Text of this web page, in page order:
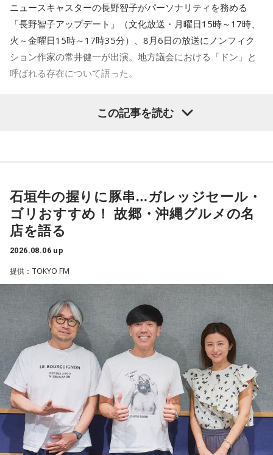
大阪公演の前の日もお仕事だったんですけど、そのお仕事が
終わったらすぐ大阪に帰って、ちょっとだけ（愛猫の）まろ
んにも会えたんですよ。それで、その次の日にライブをし
て、家族が観に来てくれて、帰ったという大阪ライフでした
ね。
「551の豚まんがあるとき？ ないとき？」っていうCMがある
リスナーちゃんはそのことを言ってくれていて、それも楽し
かった！ 私も大阪に行く前から「みんなでやれたら楽しいだ
ろうな」と思っていたから、そういうこともできて楽しかっ
たですね！ 来てくれてありがとう！
この日の放送をradikoタイムフリーで聴く
※放送エリア外の方は、プレミアム会員の登録でご利用いた
だけます。
----------------------------------------------------
＜番組概要＞
番組名：SCHOOL OF LOCK!
パーソナリティ：アンジー校長（アンジェリーナ1/3・
Gacharic Spin）、たんぼ教頭（溝上たんぼ）
放送日時：月曜～木曜 22:00～23:55／金曜 22:00～22:55
番組Webサイト：https://www.tfm.co.jp/lock/
番組公式X：@sol_info
ニュースキャスターの長野智子がパーソナリティを務める
「長野智子アップデート」（文化放送・月曜日15時～17時、
火～金曜日15時～17時35分）、8月6日の放送にノンフィク
ション作家の常井健一が出演。地方議会における「ドン」と
呼ばれる存在について語った。
鈴木敏夫（文化放送解説委員）
「福岡県議会で浮上した、議
長ポストをめぐる現金授受疑惑です。その渦中にいる藏内勇
常井健一「『ドン』はスペイン語に由来する外来語です。ボ
スよりもさらにスケールの大きな権力者を示す言葉として定
着しました。いま、ドンとして注目されるのが福岡県議会の
藏内議長。福岡県内には一昔前から『福岡三国志』という言
葉がありまして。現在は麻生太郎さん、武田良太さん、そし
て藏内さんが熾烈な権力闘争を繰り広げています」
「藏内さんだけ県議、ということですね」
常井「なぜ1人の地方議員が永田町の大物にも匹敵する大きな
力を持ったのか。きょうは福岡を入口に、全国に共通するド
ンの条件を探ります。私、10年ほど前に全国各地の地方選挙
を取材していたとき、どこへ行ってもドンと呼ばれる地元の
権力者がいたんですね。どういう人かというと、だいたい経
済力があって抜群に選挙が強くて。地元の首長や国会議員よ
りも発言力がある人です」
この記事を読む
石垣牛の握りに豚串…ガレッジセール・
ゴリおすすめ！ 故郷・沖縄グルメの名
店を語る
2026.08.06 up
提供：TOKYO FM